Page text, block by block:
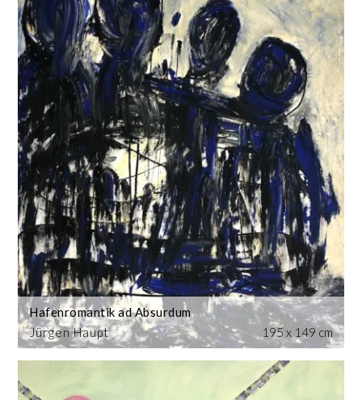
Jürgen Haupt
Hafenromantik ad Absurdum
195 x 149 cm